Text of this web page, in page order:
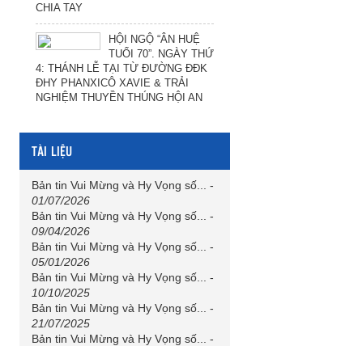
CHIA TAY
HỘI NGỘ “ÂN HUỆ
TUỔI 70”. NGÀY THỨ
4: THÁNH LỄ TẠI TỪ ĐƯỜNG ĐĐK
ĐHY PHANXICÔ XAVIE & TRẢI
NGHIỆM THUYỀN THÚNG HỘI AN
TÀI LIỆU
Bản tin Vui Mừng và Hy Vọng số...
-
01/07/2026
Bản tin Vui Mừng và Hy Vọng số...
-
09/04/2026
Bản tin Vui Mừng và Hy Vọng số...
-
05/01/2026
Bản tin Vui Mừng và Hy Vọng số...
-
10/10/2025
Bản tin Vui Mừng và Hy Vọng số...
-
21/07/2025
Bản tin Vui Mừng và Hy Vọng số...
-